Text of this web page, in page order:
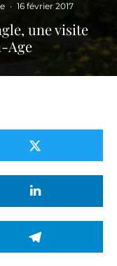
· 16 février 2017
une visite
Age